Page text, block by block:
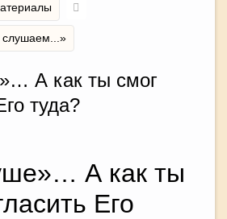
А как ты смог
туда?
А как ты
Его